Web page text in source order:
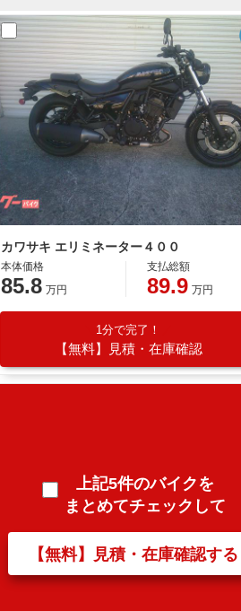
カワサキ エリミネーター４００
本体価格
85.8 万円
支払総額
89.9 万円
1分で完了！
【無料】見積・在庫確認
上記5件のバイクを
まとめてチェックして
【無料】見積・在庫確認する